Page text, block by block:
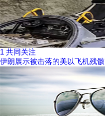
1 共同关注
伊朗展示被击落的美以飞机残骸